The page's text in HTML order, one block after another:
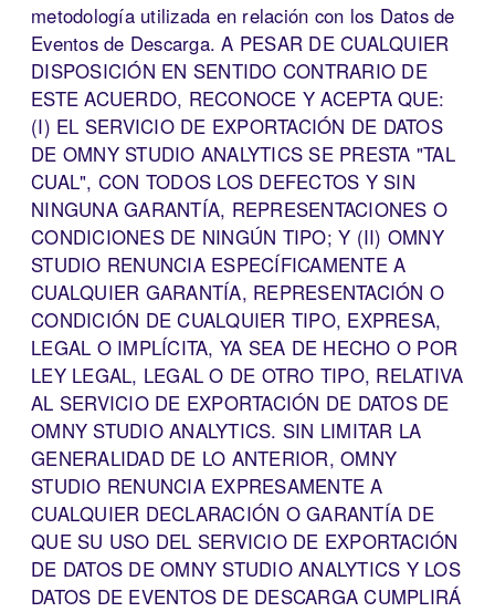
metodología utilizada en relación con los Datos de
Eventos de Descarga. A PESAR DE CUALQUIER
DISPOSICIÓN EN SENTIDO CONTRARIO DE
ESTE ACUERDO, RECONOCE Y ACEPTA QUE:
(I) EL SERVICIO DE EXPORTACIÓN DE DATOS
DE OMNY STUDIO ANALYTICS SE PRESTA "TAL
CUAL", CON TODOS LOS DEFECTOS Y SIN
NINGUNA GARANTÍA, REPRESENTACIONES O
CONDICIONES DE NINGÚN TIPO; Y (II) OMNY
STUDIO RENUNCIA ESPECÍFICAMENTE A
CUALQUIER GARANTÍA, REPRESENTACIÓN O
CONDICIÓN DE CUALQUIER TIPO, EXPRESA,
LEGAL O IMPLÍCITA, YA SEA DE HECHO O POR
LEY LEGAL, LEGAL O DE OTRO TIPO, RELATIVA
AL SERVICIO DE EXPORTACIÓN DE DATOS DE
OMNY STUDIO ANALYTICS. SIN LIMITAR LA
GENERALIDAD DE LO ANTERIOR, OMNY
STUDIO RENUNCIA EXPRESAMENTE A
CUALQUIER DECLARACIÓN O GARANTÍA DE
QUE SU USO DEL SERVICIO DE EXPORTACIÓN
DE DATOS DE OMNY STUDIO ANALYTICS Y LOS
DATOS DE EVENTOS DE DESCARGA CUMPLIRÁ